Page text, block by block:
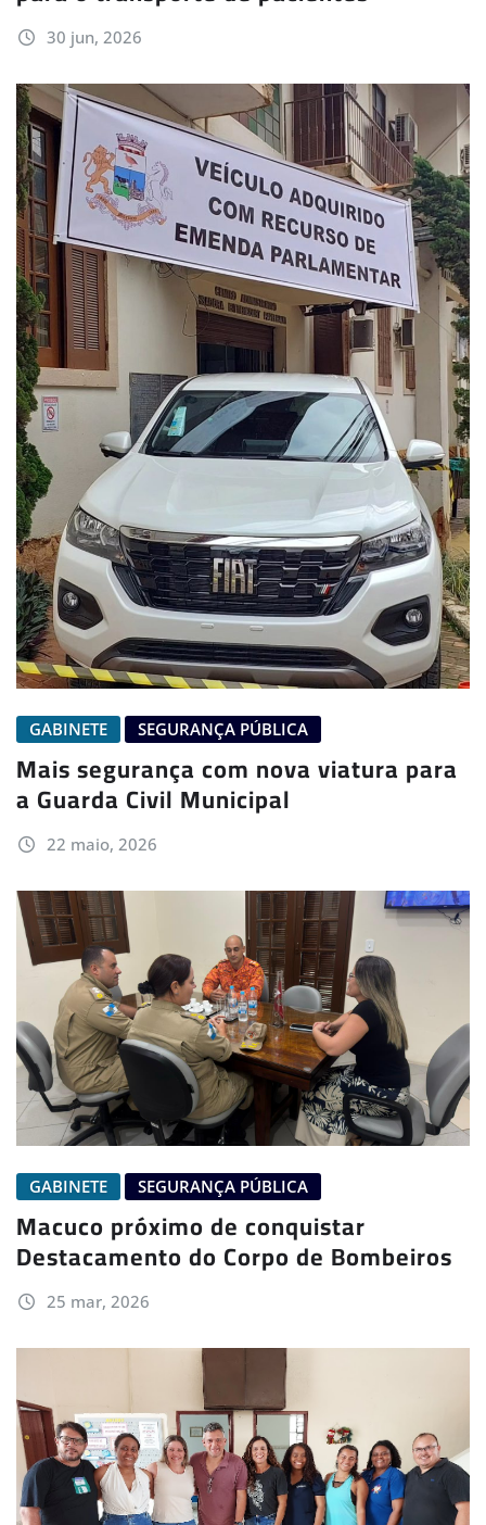
30 jun, 2026
GABINETE SEGURANÇA PÚBLICA
Mais segurança com nova viatura para
a Guarda Civil Municipal
22 maio, 2026
GABINETE SEGURANÇA PÚBLICA
Macuco próximo de conquistar
Destacamento do Corpo de Bombeiros
25 mar, 2026